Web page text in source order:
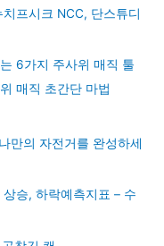
프시크 NCC, 단스튜디
6가지 주사위 매직 툴
매직 초간단 마법
만의 자전거를 완성하세
승, 하락예측지표 – 수